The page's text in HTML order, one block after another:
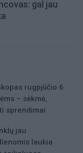
gal jau
rugpjūčio 6
– sėkmė,
sprendimai
jau
laukia